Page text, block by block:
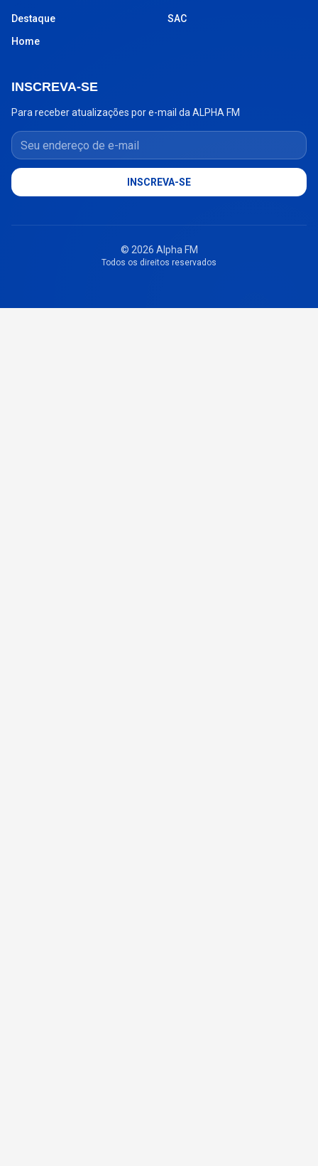
Destaque
Home
SAC
INSCREVA-SE
Para receber atualizações por e-mail da ALPHA FM
Seu endereço de e-mail
INSCREVA-SE
© 2026 Alpha FM
Todos os direitos reservados